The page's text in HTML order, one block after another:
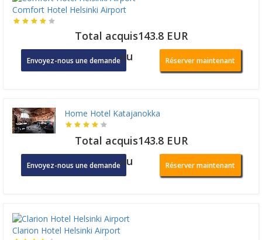
Comfort Hotel Helsinki Airport
Total acquis143.8 EUR
Envoyez-nous une demandeou Réserver maintenant
Home Hotel Katajanokka
Total acquis143.8 EUR
Envoyez-nous une demandeou Réserver maintenant
Clarion Hotel Helsinki Airport